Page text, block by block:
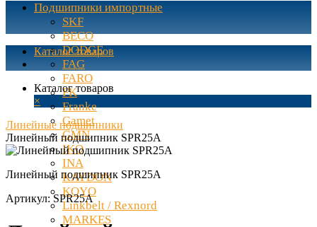
Подшипники импортные
SKF
BECO
DODGE
FAG
FARO
FK
Franke
Gamet
GMN
IKO
INA
KAYDON
KOYO
Linkbelt / Rexnord
MARKES
Каталог товаров
Каталог товаров
×
Линейные подшипники
Линейный подшипник SPR25A
Линейный подшипник SPR25A
Артикул:SPR25A